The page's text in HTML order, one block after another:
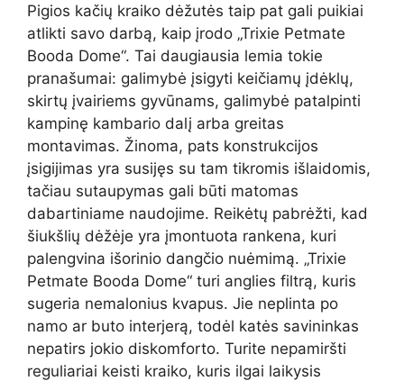
Pigios kačių kraiko dėžutės taip pat gali puikiai
atlikti savo darbą, kaip įrodo „Trixie Petmate
Booda Dome“. Tai daugiausia lemia tokie
pranašumai: galimybė įsigyti keičiamų įdėklų,
skirtų įvairiems gyvūnams, galimybė patalpinti
kampinę kambario dalį arba greitas
montavimas. Žinoma, pats konstrukcijos
įsigijimas yra susijęs su tam tikromis išlaidomis,
tačiau sutaupymas gali būti matomas
dabartiniame naudojime. Reikėtų pabrėžti, kad
šiukšlių dėžėje yra įmontuota rankena, kuri
palengvina išorinio dangčio nuėmimą. „Trixie
Petmate Booda Dome“ turi anglies filtrą, kuris
sugeria nemalonius kvapus. Jie neplinta po
namo ar buto interjerą, todėl katės savininkas
nepatirs jokio diskomforto. Turite nepamiršti
reguliariai keisti kraiko, kuris ilgai laikysis